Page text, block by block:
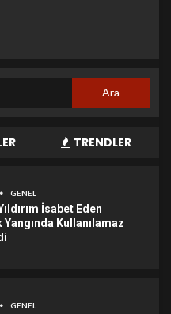
TRENDLER
GENEL
İsabet Eden
Yangında Kullanılamaz
GENEL